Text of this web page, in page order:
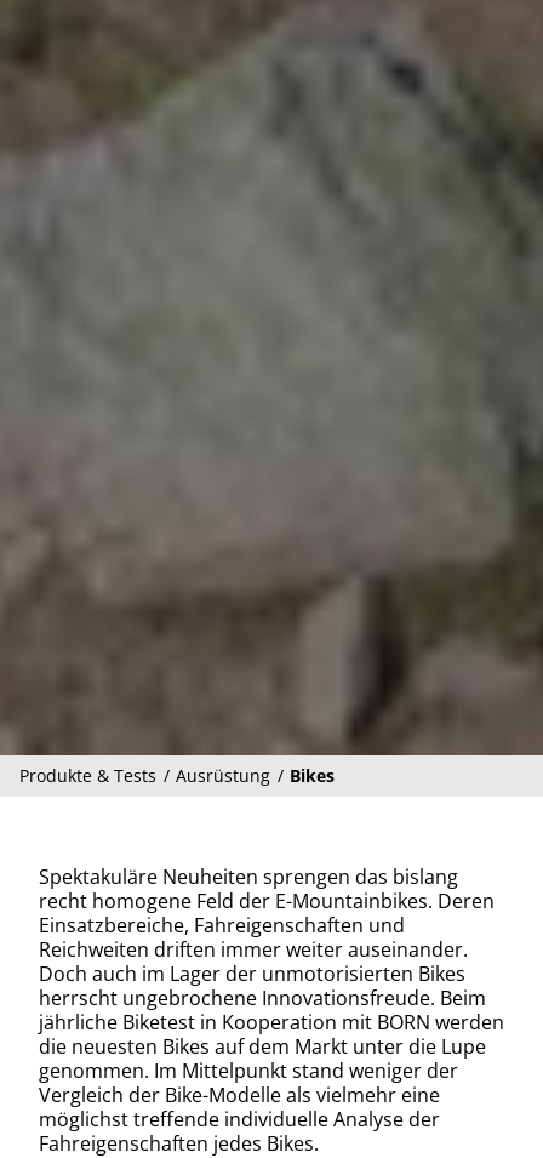
Produkte & Tests Ausrüstung Bikes
Spektakuläre Neuheiten sprengen das bislang
recht homogene Feld der E-Mountainbikes. Deren
Einsatzbereiche, Fahreigenschaften und
Reichweiten driften immer weiter auseinander.
Doch auch im Lager der unmotorisierten Bikes
herrscht ungebrochene Innovationsfreude. Beim
jährliche Biketest in Kooperation mit BORN werden
die neuesten Bikes auf dem Markt unter die Lupe
genommen. Im Mittelpunkt stand weniger der
Vergleich der Bike-Modelle als vielmehr eine
möglichst treffende individuelle Analyse der
Fahreigenschaften jedes Bikes.